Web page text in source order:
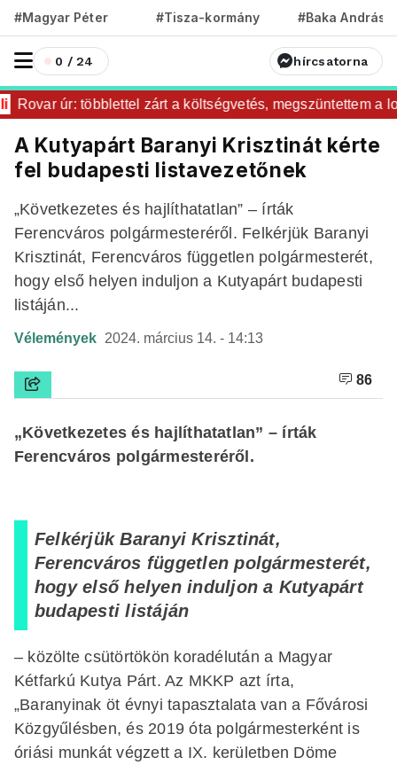
#Magyar Péter #Tisza-kormány #Baka András
0 / 24 hírcsatorna
Rovar úr: többlettel zárt a költségvetés, megszüntettem a
A Kutyapárt Baranyi Krisztinát kérte
fel budapesti listavezetőnek
„Következetes és hajlíthatatlan” – írták
Ferencváros polgármesteréről. Felkérjük Baranyi
Krisztinát, Ferencváros független polgármesterét,
hogy első helyen induljon a Kutyapárt budapesti
listáján...
Vélemények 2024. március 14. - 14:13
86
„Következetes és hajlíthatatlan” – írták
Ferencváros polgármesteréről.
Felkérjük Baranyi Krisztinát,
Ferencváros független polgármesterét,
hogy első helyen induljon a Kutyapárt
budapesti listáján
– közölte csütörtökön koradélután a Magyar
Kétfarkú Kutya Párt. Az MKKP azt írta,
„Baranyinak öt évnyi tapasztalata van a Fővárosi
Közgyűlésben, és 2019 óta polgármesterként is
óriási munkát végzett a IX. kerületben Döme